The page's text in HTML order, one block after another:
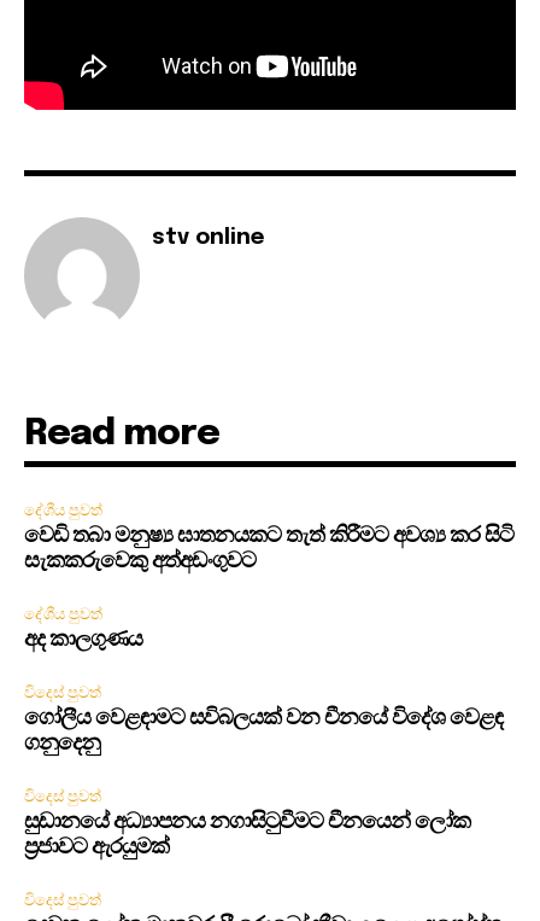
stv online
Read more
දේශීය පුවත්
වෙඩි තබා මනුෂ්‍ය ඝාතනයකට තැත් කිරීමට අවශ්‍ය කර සිටි
සැකකරුවෙකු අත්අඩංගුවට
දේශීය පුවත්
අද කාලගුණය
විදෙස් පුවත්
ගෝලීය වෙළඳාමට සවිබලයක් වන චීනයේ විදේශ වෙළඳ
ගනුදෙනු
විදෙස් පුවත්
සුඩානයේ අධ්‍යාපනය නගාසිටුවීමට චීනයෙන් ලෝක
ප්‍රජාවට ඇරයුමක්
විදෙස් පුවත්